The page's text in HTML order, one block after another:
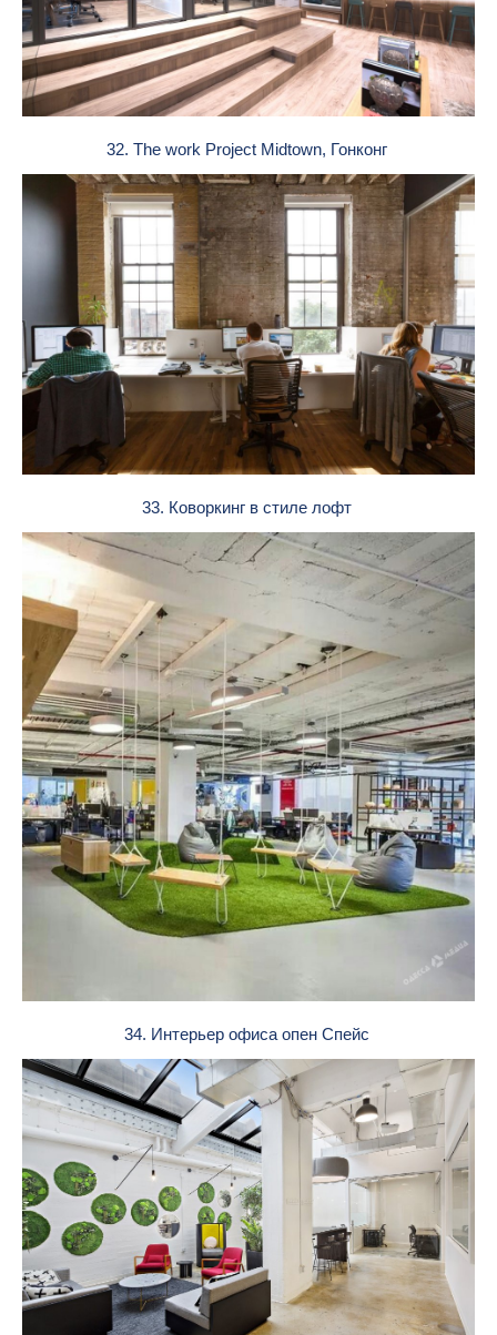
32. The work Project Midtown, Гонконг
33. Коворкинг в стиле лофт
34. Интерьер офиса опен Спейс